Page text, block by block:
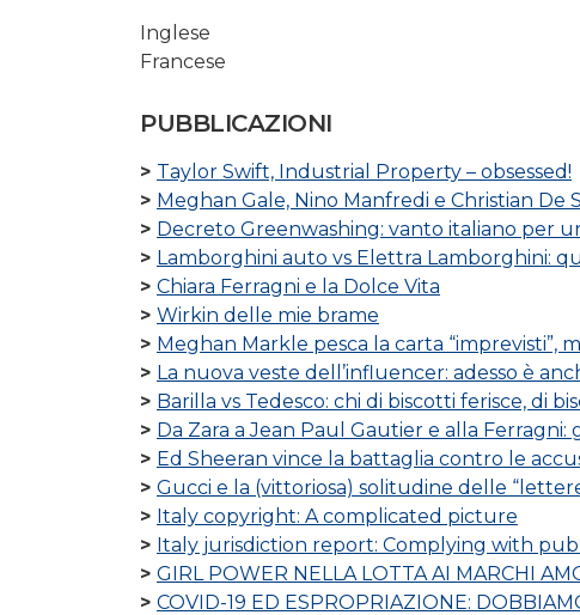
Inglese
Francese
PUBBLICAZIONI
Taylor Swift, Industrial Property – obsessed!
Meghan Gale, Nino Manfredi e Christian De
Decreto Greenwashing: vanto italiano per
Lamborghini auto vs Elettra Lamborghini:
Chiara Ferragni e la Dolce Vita
Wirkin delle mie brame
Meghan Markle pesca la carta “imprevisti”,
La nuova veste dell’influencer: adesso è
Barilla vs Tedesco: chi di biscotti ferisce, di
Da Zara a Jean Paul Gautier e alla
Ed Sheeran vince la battaglia contro le
Gucci e la (vittoriosa) solitudine delle
Italy copyright: A complicated picture
Italy jurisdiction report: Complying with
GIRL POWER NELLA LOTTA AI MARCHI
COVID-19 ED ESPROPRIAZIONE: